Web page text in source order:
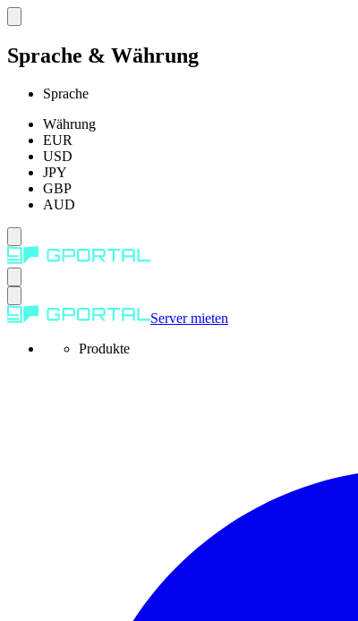
Sprache & Währung
Sprache
Währung
EUR
USD
JPY
GBP
AUD
Server mieten
Produkte